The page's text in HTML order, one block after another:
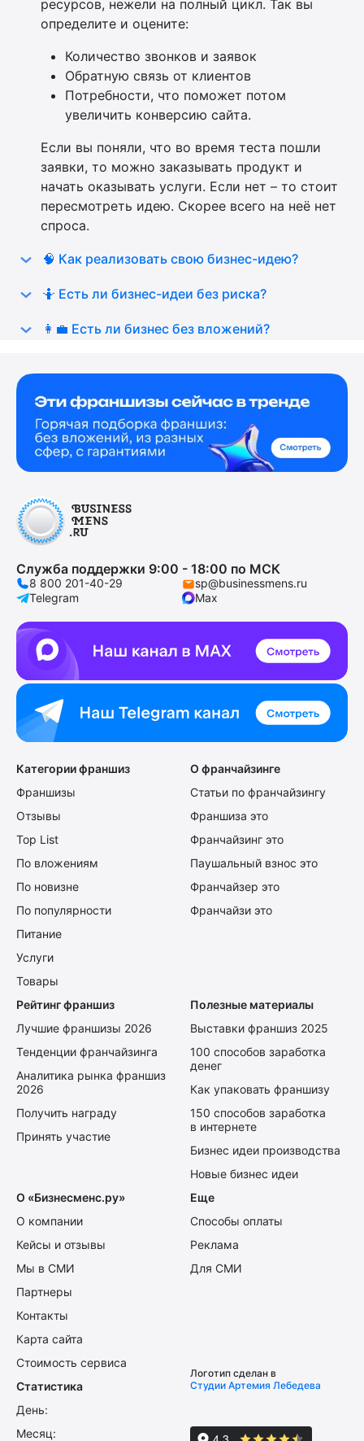
ресурсов, нежели на полный цикл. Так вы
определите и оцените:
Количество звонков и заявок
Обратную связь от клиентов
Потребности, что поможет потом
увеличить конверсию сайта.
Если вы поняли, что во время теста пошли
заявки, то можно заказывать продукт и
начать оказывать услуги. Если нет – то стоит
пересмотреть идею. Скорее всего на неё нет
спроса.
🧠 Как реализовать свою бизнес-идею?
🤷 Есть ли бизнес-идеи без риска?
👩‍💼 Есть ли бизнес без вложений?
Служба поддержки 9:00 - 18:00 по МСК
8 800 201-40-29
sp@businessmens.ru
Telegram
Max
Категории франшиз
Франшизы
Отзывы
Top List
По вложениям
По новизне
По популярности
Питание
Услуги
Товары
О франчайзинге
Статьи по франчайзингу
Франшиза это
Франчайзинг это
Паушальный взнос это
Франчайзер это
Франчайзи это
Рейтинг франшиз
Лучшие франшизы 2026
Тенденции франчайзинга
Аналитика рынка франшиз
2026
Получить награду
Принять участие
Полезные материалы
Выставки франшиз 2025
100 способов заработка
денег
Как упаковать франшизу
150 способов заработка
в интернете
Бизнес идеи производства
Новые бизнес идеи
О «Бизнесменс.ру»
О компании
Кейсы и отзывы
Мы в СМИ
Партнеры
Контакты
Карта сайта
Стоимость сервиса
Еще
Способы оплаты
Реклама
Для СМИ
Статистика
День:
Месяц:
Логотип сделан в
Студии Артемия Лебедева